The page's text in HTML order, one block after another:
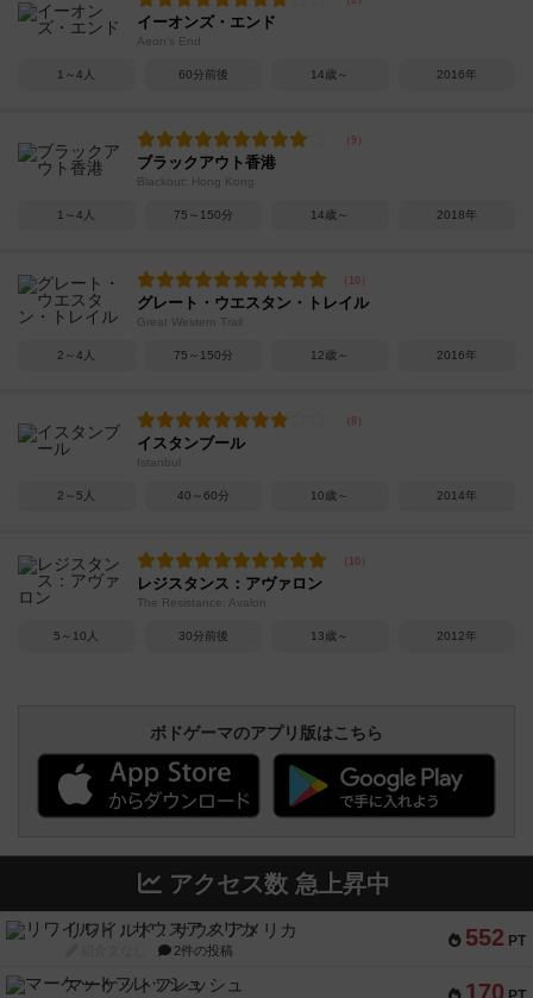
イーオンズ・エンド
Aeon's End
1～4人 60分前後 14歳～ 2016年
ブラックアウト香港
Blackout: Hong Kong
1～4人 75～150分 14歳～ 2018年
グレート・ウエスタン・トレイル
Great Western Trail
2～4人 75～150分 12歳～ 2016年
イスタンブール
Istanbul
2～5人 40～60分 10歳～ 2014年
レジスタンス：アヴァロン
The Resistance: Avalon
5～10人 30分前後 13歳～ 2012年
ボドゲーマのアプリ版はこちら
アクセス数 急上昇中
552 PT
リワイルド：サウスアメリカ
2件の投稿
170
マーケットフレッシュ